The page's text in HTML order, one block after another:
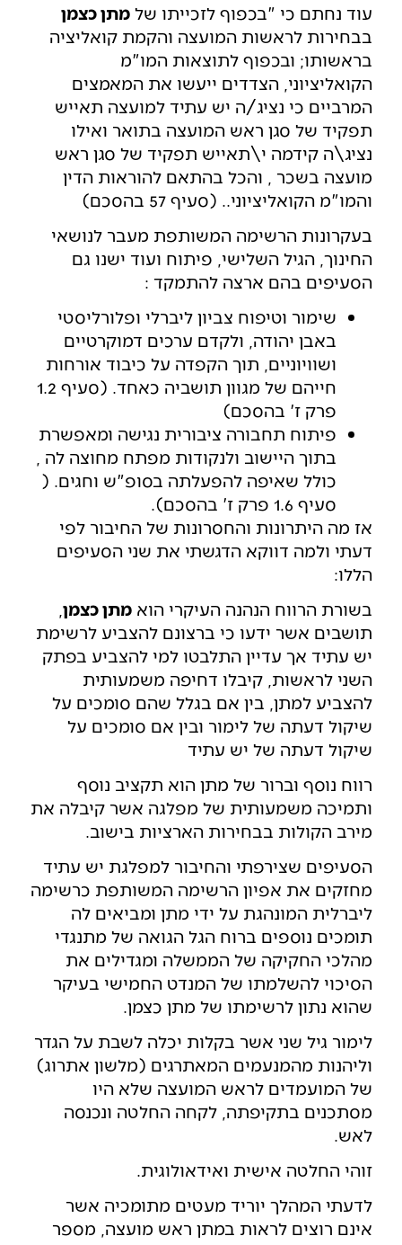
עוד נחתם כי "בכפוף לזכייתו של מתן כצמן
בבחירות לראשות המועצה והקמת קואליציה
בראשותו; ובכפוף לתוצאות המו"מ
הקואליציוני, הצדדים ייעשו את המאמצים
המרביים כי נציג/ה יש עתיד למועצה תאייש
תפקיד של סגן ראש המועצה בתואר ואילו
נציג\ה קידמה י\תאייש תפקיד של סגן ראש
מועצה בשכר , והכל בהתאם להוראות הדין
והמו"מ הקואליציוני.. (סעיף 57 בהסכם)
בעקרונות הרשימה המשותפת מעבר לנושאי
החינוך, הגיל השלישי, פיתוח ועוד ישנו גם
הסעיפים בהם ארצה להתמקד :
שימור וטיפוח צביון ליברלי ופלורליסטי
באבן יהודה, ולקדם ערכים דמוקרטיים
ושוויוניים, תוך הקפדה על כיבוד אורחות
חייהם של מגוון תושביה כאחד. (סעיף 1.2
פרק ז' בהסכם)
פיתוח תחבורה ציבורית נגישה ומאפשרת
בתוך היישוב ולנקודות מפתח מחוצה לה ,
כולל שאיפה להפעלתה בסופ"ש וחגים. (
סעיף 1.6 פרק ז' בהסכם).
אז מה היתרונות והחסרונות של החיבור לפי
דעתי ולמה דווקא הדגשתי את שני הסעיפים
הללו:
בשורת הרווח הנהנה העיקרי הוא מתן כצמן
תושבים אשר ידעו כי ברצונם להצביע לרשימת
יש עתיד אך עדיין התלבטו למי להצביע בפתק
השני לראשות, קיבלו דחיפה משמעותית
להצביע למתן, בין אם בגלל שהם סומכים על
שיקול דעתה של לימור ובין אם סומכים על
שיקול דעתה של יש עתיד
רווח נוסף וברור של מתן הוא תקציב נוסף
ותמיכה משמעותית של מפלגה אשר קיבלה את
מירב הקולות בבחירות הארציות בישוב.
הסעיפים שצירפתי והחיבור למפלגת יש עתיד
מחזקים את אפיון הרשימה המשותפת כרשימה
ליברלית המונהגת על ידי מתן ומביאים לה
תומכים נוספים ברוח הגל הגואה של מתנגדי
מהלכי החקיקה של הממשלה ומגדילים את
הסיכוי להשלמתו של המנדט החמישי בעיקר
שהוא נתון לרשימתו של מתן כצמן.
לימור גיל שני אשר בקלות יכלה לשבת על הגדר
וליהנות מהמנעמים המאתרגים (מלשון אתרוג)
של המועמדים לראש המועצה שלא היו
מסתכנים בתקיפתה, לקחה החלטה ונכנסה
לאש.
זוהי החלטה אישית ואידאולוגית.
לדעתי המהלך יוריד מעטים מתומכיה אשר
אינם רוצים לראות במתן ראש מועצה, מספר